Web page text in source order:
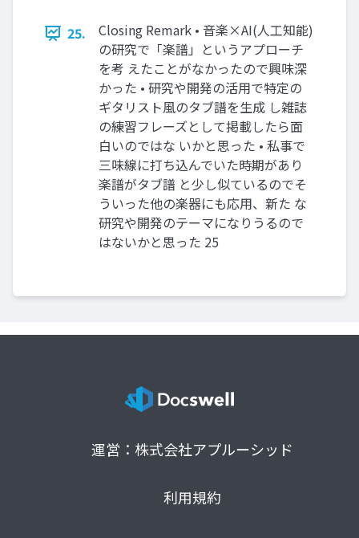
25.
Closing Remark • 音楽×AI(人工知能)
の研究で「楽譜」というアプローチ
を考 えたことがなかったので興味深
かった • 研究や開発の活用で特定の
ギタリスト風のタブ譜を生成 し雑誌
の練習フレーズとして掲載したら面
白いのではな いかと思った • 私事で
三味線に打ち込んでいた時期があり
楽譜がタブ譜 と少し似ているのでそ
ういった他の楽器にも応用、新た な
研究や開発のテーマになりうるので
はないかと思った 25
運営：株式会社アプルーシッド
利用規約